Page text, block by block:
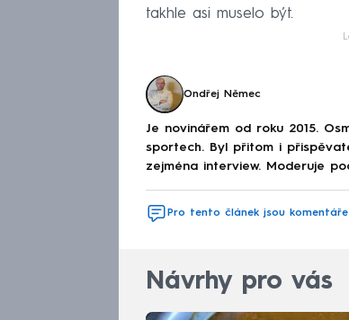
takhle asi muselo být.
Ondřej Němec
Je novinářem od roku 2015.
sportech. Byl přitom i
zejména interview. Moderuje
Pro tento článek jsou
Návrhy pro vás